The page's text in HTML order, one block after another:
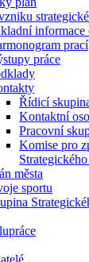
informace
prací
práce
Řídicí
Kontaktní
Pracovní
Komise pro
města
sportu